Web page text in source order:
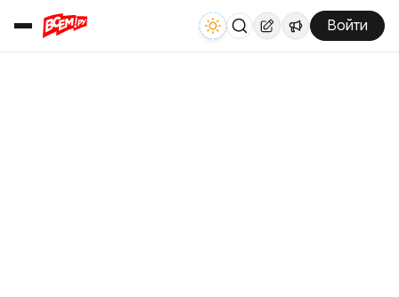
Войти